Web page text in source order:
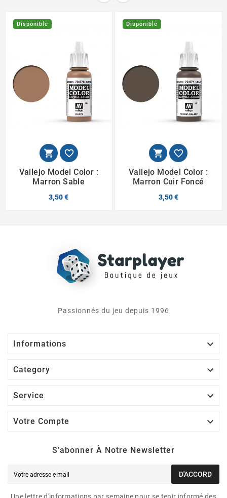
Disponible
 
Vallejo Model Color :
Marron Sable
3,50 €
Disponible
 
Vallejo Model Color :
Marron Cuir Foncé
3,50 €
Passionnés du jeu depuis 1996
Informations 
Category 
Service 
Votre Compte 
S’abonner À Notre Newsletter
D'ACCORD